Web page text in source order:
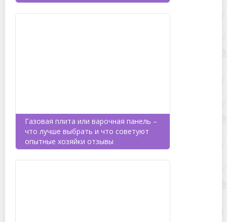
Газовая плита или варочная панель –
что лучше выбрать и что советуют
опытные хозяйки отзывы